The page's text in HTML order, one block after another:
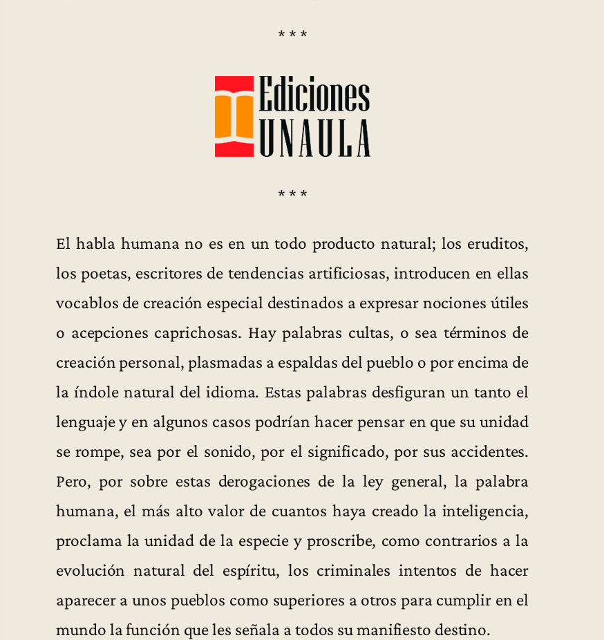
* * *
* * *
El habla humana no es en un todo producto natural; los eruditos,
los poetas, escritores de tendencias artificiosas, introducen en ellas
vocablos de creación especial destinados a expresar nociones útiles
o acepciones caprichosas. Hay palabras cultas, o sea términos de
creación personal, plasmadas a espaldas del pueblo o por encima de
la índole natural del idioma. Estas palabras desfiguran un tanto el
lenguaje y en algunos casos podrían hacer pensar en que su unidad
se rompe, sea por el sonido, por el significado, por sus accidentes.
Pero, por sobre estas derogaciones de la ley general, la palabra
humana, el más alto valor de cuantos haya creado la inteligencia,
proclama la unidad de la especie y proscribe, como contrarios a la
evolución natural del espíritu, los criminales intentos de hacer
aparecer a unos pueblos como superiores a otros para cumplir en el
mundo la función que les señala a todos su manifiesto destino.